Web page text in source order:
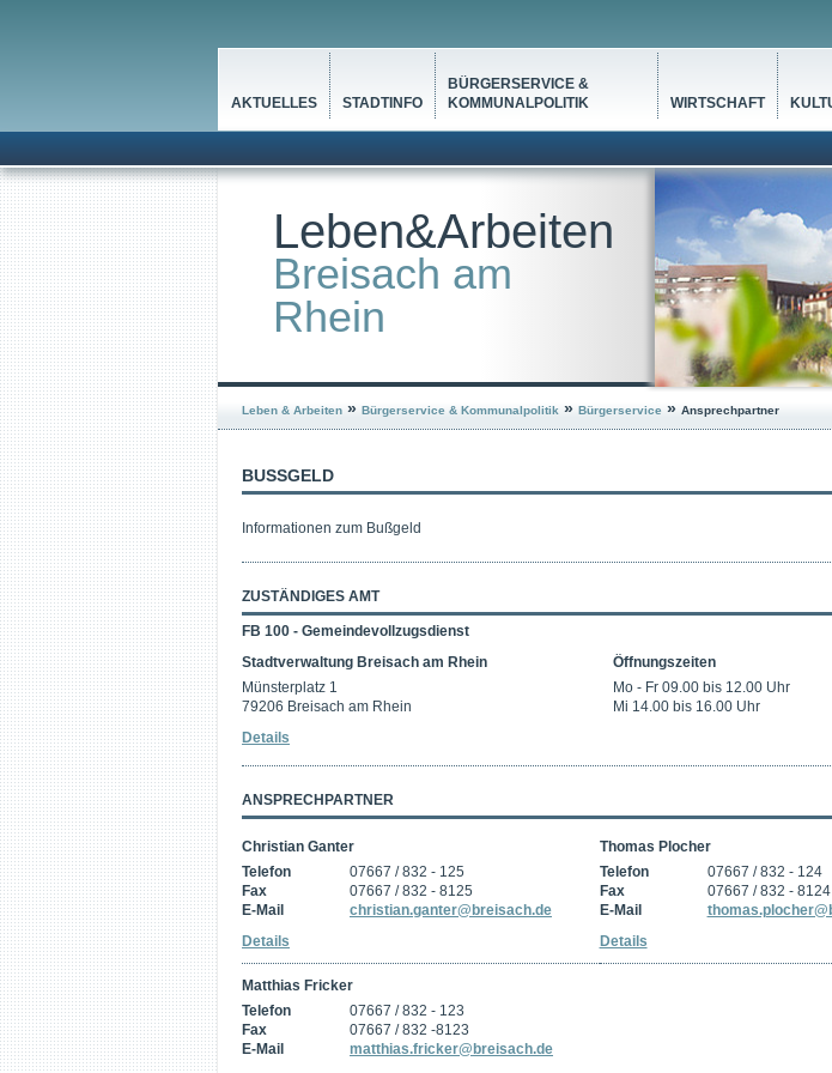
AKTUELLES STADTINFO
BÜRGERSERVICE &
KOMMUNALPOLITIK
WIRTSCHAFT
Leben&Arbeiten
Breisach am
Rhein
Leben & Arbeiten » Bürgerservice & Kommunalpolitik » Bürgerservice » Ansprechpartner
BUSSGELD
Informationen zum Bußgeld
ZUSTÄNDIGES AMT
FB 100 - Gemeindevollzugsdienst
Stadtverwaltung Breisach am Rhein
Münsterplatz 1
79206 Breisach am Rhein
Details
Öffnungszeiten
Mo - Fr 09.00 bis 12.00 Uhr
Mi 14.00 bis 16.00 Uhr
ANSPRECHPARTNER
Christian Ganter
Telefon
07667 / 832 - 125
Fax
07667 / 832 - 8125
E-Mail
christian.ganter@breisach.de
Details
Thomas Plocher
Telefon
07667 / 832 - 124
Fax
07667 / 832 - 8124
E-Mail
Details
Matthias Fricker
Telefon
07667 / 832 - 123
Fax
07667 / 832 -8123
E-Mail
matthias.fricker@breisach.de